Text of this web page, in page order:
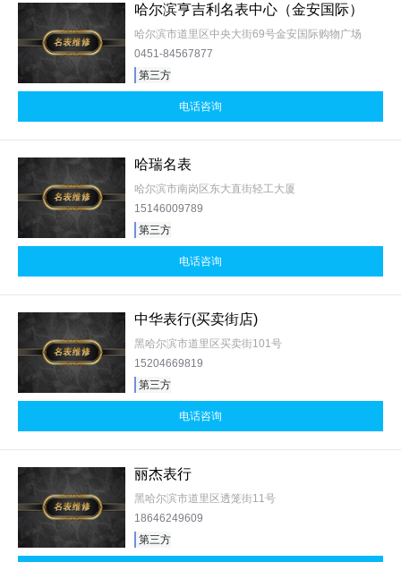
哈尔滨亨吉利名表中心（金安国际）
哈尔滨市道里区中央大街69号金安国际购物广场
0451-84567877
第三方
电话咨询
哈瑞名表
哈尔滨市南岗区东大直街轻工大厦
15146009789
第三方
电话咨询
中华表行(买卖街店)
黑哈尔滨市道里区买卖街101号
15204669819
第三方
电话咨询
丽杰表行
黑哈尔滨市道里区透笼街11号
18646249609
第三方